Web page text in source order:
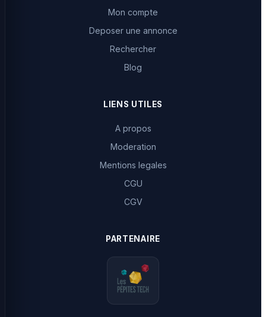
Mon compte
Deposer une annonce
Rechercher
Blog
LIENS UTILES
A propos
Moderation
Mentions legales
CGU
CGV
PARTENAIRE